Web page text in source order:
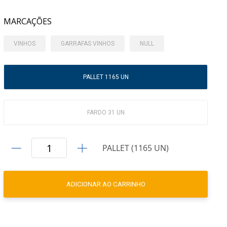
MARCAÇÕES
VINHOS GARRAFAS VINHOS NULL
PALLET 1165 UN
FARDO 31 UN
PALLET (1165 UN)
ADICIONAR AO CARRINHO